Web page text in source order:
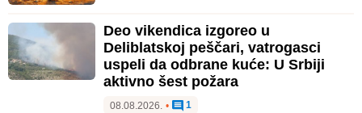
Deo vikendica izgoreo u
Deliblatskoj peščari, vatrogasci
uspeli da odbrane kuće: U Srbiji
aktivno šest požara
08.08.2026. • 1